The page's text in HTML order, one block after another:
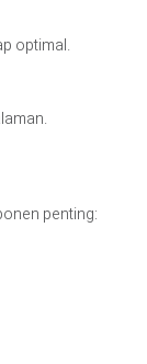
optimal.
penting: